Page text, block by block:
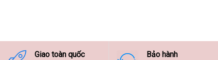
9.500.000 ₫
Giao toàn quốc
Bảo hành